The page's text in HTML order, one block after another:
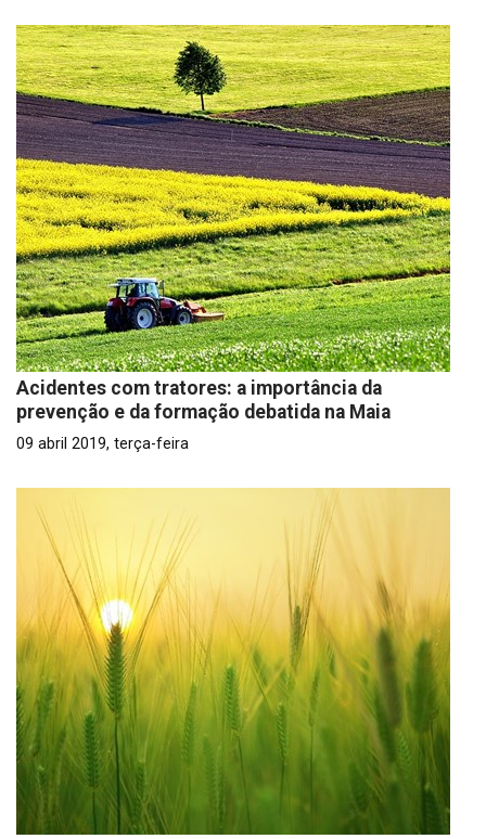
Acidentes com tratores: a importância da
prevenção e da formação debatida na Maia
09 abril 2019, terça-feira